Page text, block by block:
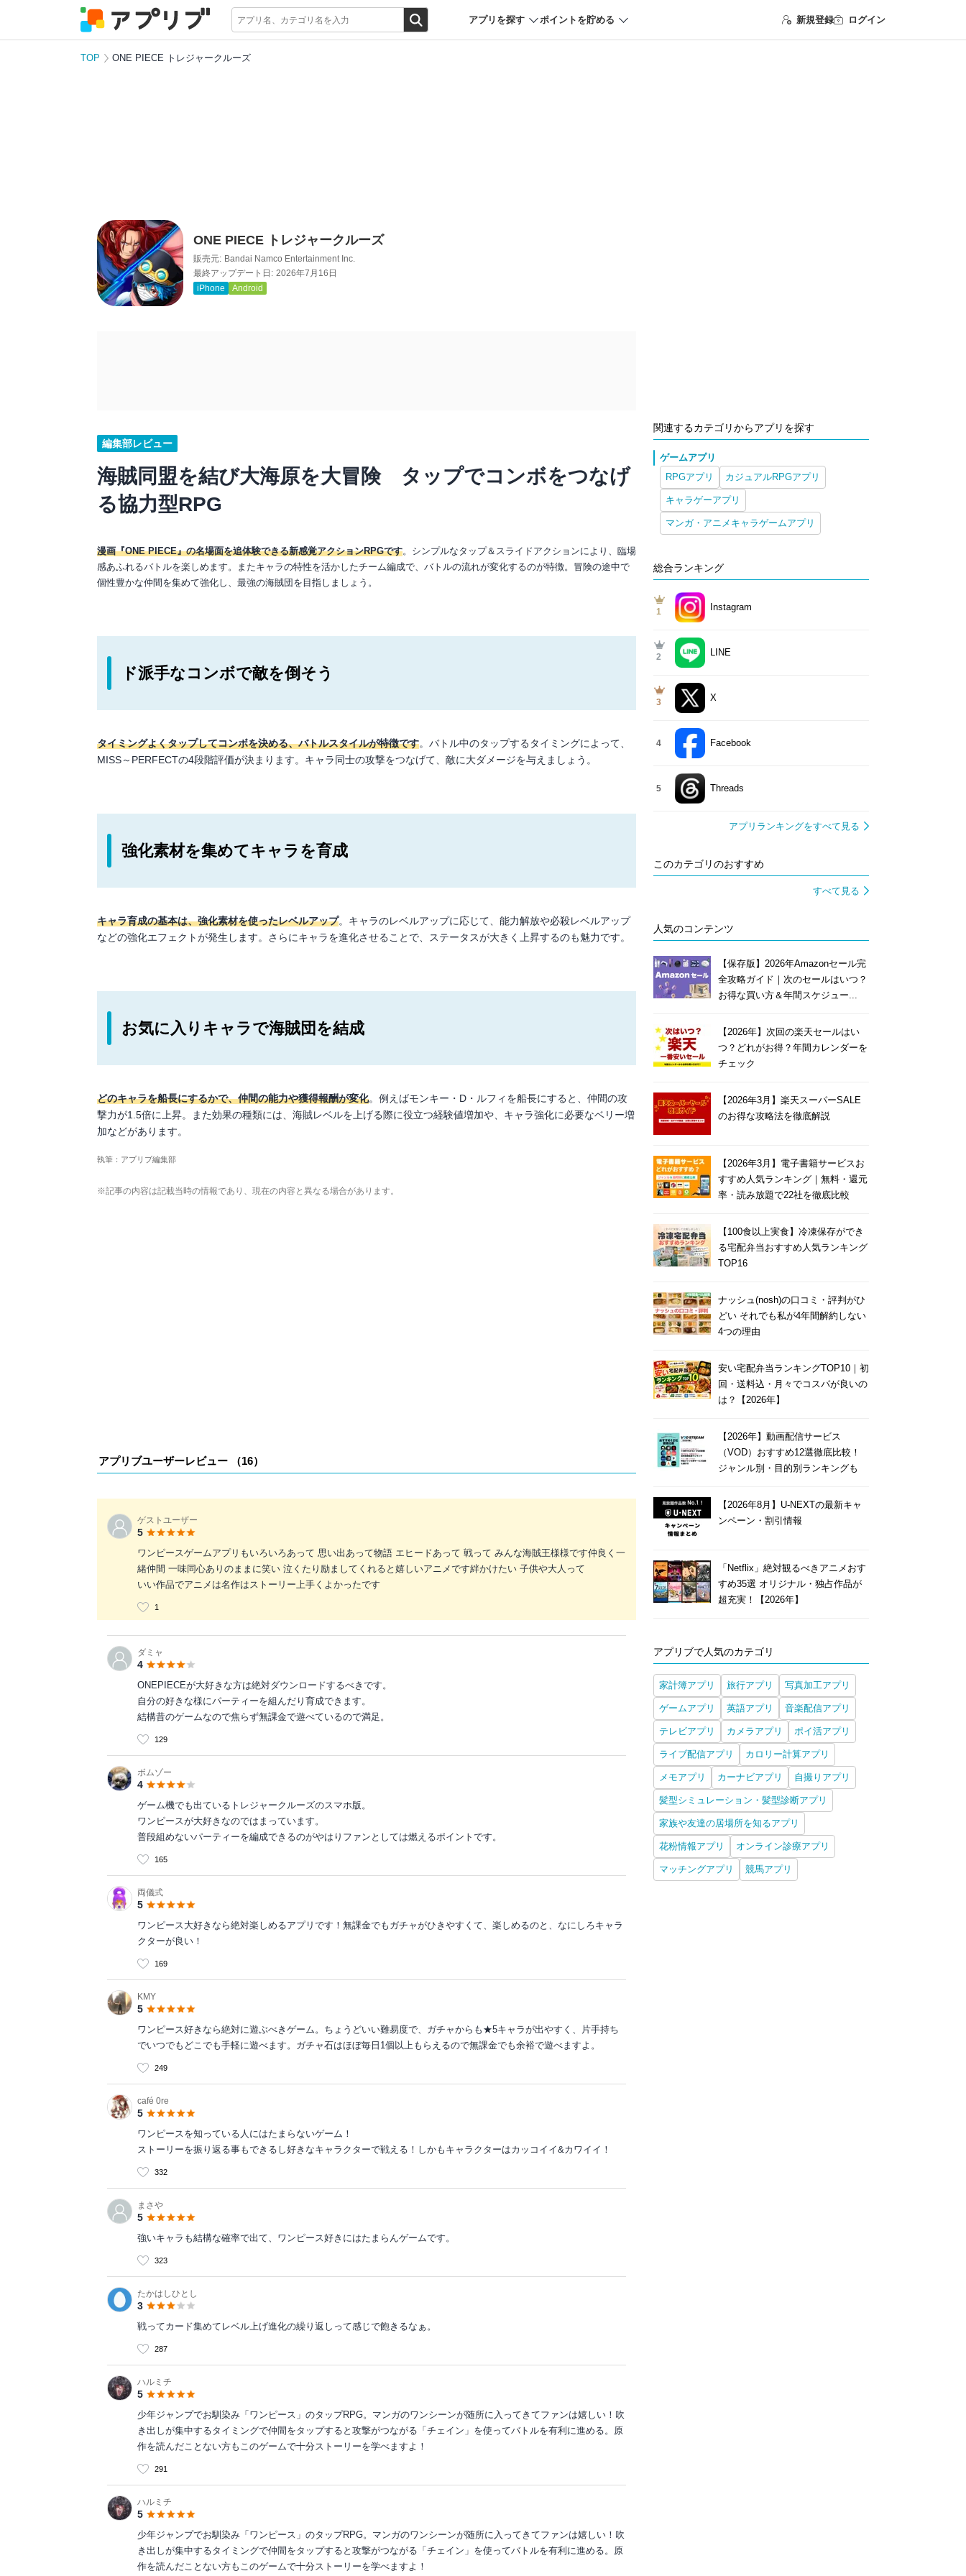
アプリを探す ポイントを貯める 新規登録 ログイン
TOP ONE PIECE トレジャークルーズ
ONE PIECE トレジャークルーズ
販売元: Bandai Namco Entertainment Inc.
最終アップデート日: 2026年7月16日
iPhone
Android
編集部レビュー
海賊同盟を結び大海原を大冒険 タップでコンボをつなげ
る協力型RPG
漫画『ONE PIECE』の名場面を追体験できる新感覚アクションRPGです。シンプルなタップ＆スライドアクションにより、臨場
感あふれるバトルを楽しめます。またキャラの特性を活かしたチーム編成で、バトルの流れが変化するのが特徴。冒険の途中で
個性豊かな仲間を集めて強化し、最強の海賊団を目指しましょう。
ド派手なコンボで敵を倒そう
タイミングよくタップしてコンボを決める、バトルスタイルが特徴です。バトル中のタップするタイミングによって、
MISS～PERFECTの4段階評価が決まります。キャラ同士の攻撃をつなげて、敵に大ダメージを与えましょう。
強化素材を集めてキャラを育成
キャラ育成の基本は、強化素材を使ったレベルアップ。キャラのレベルアップに応じて、能力解放や必殺レベルアップ
などの強化エフェクトが発生します。さらにキャラを進化させることで、ステータスが大きく上昇するのも魅力です。
お気に入りキャラで海賊団を結成
どのキャラを船長にするかで、仲間の能力や獲得報酬が変化。例えばモンキー・D・ルフィを船長にすると、仲間の攻
撃力が1.5倍に上昇。また効果の種類には、海賊レベルを上げる際に役立つ経験値増加や、キャラ強化に必要なベリー増
加などがあります。
執筆：アプリブ編集部
※記事の内容は記載当時の情報であり、現在の内容と異なる場合があります。
アプリブユーザーレビュー （16）
ゲストユーザー
5
ワンピースゲームアプリもいろいろあって 思い出あって物語 エヒードあって 戦って みんな海賊王様様です仲良く一
緒仲間 一味同心ありのままに笑い 泣くたり励ましてくれると嬉しいアニメです絆かけたい 子供や大人って
いい作品でアニメは名作はストーリー上手くよかったです
1
ダミャ
4
ONEPIECEが大好きな方は絶対ダウンロードするべきです。
自分の好きな様にパーティーを組んだり育成できます。
結構昔のゲームなので焦らず無課金で遊べているので満足。
129
ボムゾー
4
ゲーム機でも出ているトレジャークルーズのスマホ版。
ワンピースが大好きなのではまっています。
普段組めないパーティーを編成できるのがやはりファンとしては燃えるポイントです。
165
両儀式
5
ワンピース大好きなら絶対楽しめるアプリです！無課金でもガチャがひきやすくて、楽しめるのと、なにしろキャラ
クターが良い！
169
KMY
5
ワンピース好きなら絶対に遊ぶべきゲーム。ちょうどいい難易度で、ガチャからも★5キャラが出やすく、片手持ち
でいつでもどこでも手軽に遊べます。ガチャ石はほぼ毎日1個以上もらえるので無課金でも余裕で遊べますよ。
249
café 0re
5
ワンピースを知っている人にはたまらないゲーム！
ストーリーを振り返る事もできるし好きなキャラクターで戦える！しかもキャラクターはカッコイイ&カワイイ！
332
まさや
5
強いキャラも結構な確率で出て、ワンピース好きにはたまらんゲームです。
323
たかはしひとし
3
戦ってカード集めてレベル上げ進化の繰り返しって感じで飽きるなぁ。
287
ハルミチ
5
少年ジャンプでお馴染み「ワンピース」のタップRPG。マンガのワンシーンが随所に入ってきてファンは嬉しい！吹
き出しが集中するタイミングで仲間をタップすると攻撃がつながる「チェイン」を使ってバトルを有利に進める。原
作を読んだことない方もこのゲームで十分ストーリーを学べますよ！
291
ハルミチ
5
少年ジャンプでお馴染み「ワンピース」のタップRPG。マンガのワンシーンが随所に入ってきてファンは嬉しい！吹
き出しが集中するタイミングで仲間をタップすると攻撃がつながる「チェイン」を使ってバトルを有利に進める。原
作を読んだことない方もこのゲームで十分ストーリーを学べますよ！
関連するカテゴリからアプリを探す
ゲームアプリ
RPGアプリ
カジュアルRPGアプリ
キャラゲーアプリ
マンガ・アニメキャラゲームアプリ
総合ランキング
1 Instagram
2 LINE
3 X
4 Facebook
5 Threads
アプリランキングをすべて見る
このカテゴリのおすすめ
すべて見る
人気のコンテンツ
【保存版】2026年Amazonセール完
全攻略ガイド｜次のセールはいつ？
お得な買い方＆年間スケジュー...
【2026年】次回の楽天セールはい
つ？どれがお得？年間カレンダーを
チェック
【2026年3月】楽天スーパーSALE
のお得な攻略法を徹底解説
【2026年3月】電子書籍サービスお
すすめ人気ランキング｜無料・還元
率・読み放題で22社を徹底比較
【100食以上実食】冷凍保存ができ
る宅配弁当おすすめ人気ランキング
TOP16
ナッシュ(nosh)の口コミ・評判がひ
どい それでも私が4年間解約しない
4つの理由
安い宅配弁当ランキングTOP10｜初
回・送料込・月々でコスパが良いの
は？【2026年】
【2026年】動画配信サービス
（VOD）おすすめ12選徹底比較！
ジャンル別・目的別ランキングも
【2026年8月】U-NEXTの最新キャ
ンペーン・割引情報
「Netflix」絶対観るべきアニメおす
すめ35選 オリジナル・独占作品が
超充実！【2026年】
アプリブで人気のカテゴリ
家計簿アプリ 旅行アプリ 写真加工アプリ
ゲームアプリ 英語アプリ 音楽配信アプリ
テレビアプリ カメラアプリ ポイ活アプリ
ライブ配信アプリ カロリー計算アプリ
メモアプリ カーナビアプリ 自撮りアプリ
髪型シミュレーション・髪型診断アプリ
家族や友達の居場所を知るアプリ
花粉情報アプリ オンライン診療アプリ
マッチングアプリ 競馬アプリ